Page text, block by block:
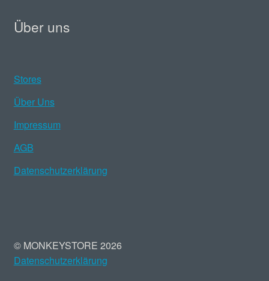
Über uns
Stores
Über Uns
Impressum
AGB
Datenschutzerklärung
© MONKEYSTORE 2026
Datenschutzerklärung